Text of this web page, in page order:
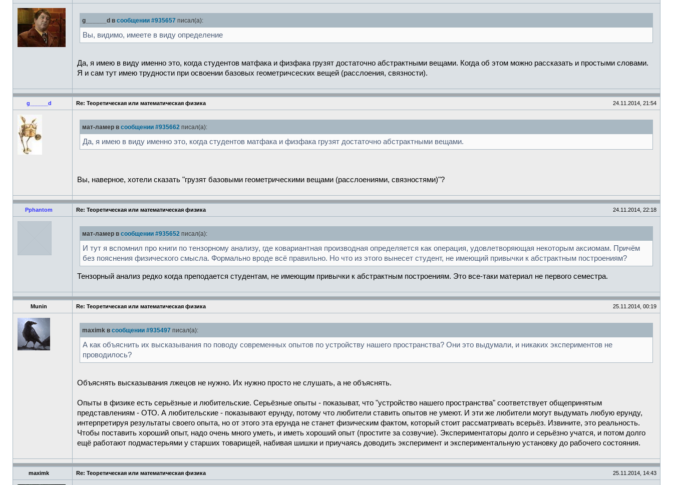
g______d в сообщении #935657 писал(а):
Вы, видимо, имеете в виду определение
Да, я имею в виду именно это, когда студентов матфака и физфака грузят достаточно абстрактными вещами. Когда об этом можно рассказать и простыми словами.
Я и сам тут имею трудности при освоении базовых геометричсеских вещей (расслоения, связности).
g______d Re: Теоретическая или математическая физика 24.11.2014, 21:54
мат-ламер в сообщении #935662 писал(а):
Да, я имею в виду именно это, когда студентов матфака и физфака грузят достаточно абстрактными вещами.
Вы, наверное, хотели сказать "грузят базовыми геометрическими вещами (расслоениями, связностями)"?
Pphantom Re: Теоретическая или математическая физика 24.11.2014, 22:18
мат-ламер в сообщении #935652 писал(а):
И тут я вспомнил про книги по тензорному анализу, где ковариантная производная определяется как операция, удовлетворяющая некоторым аксиомам. Причём
без пояснения физического смысла. Формально вроде всё правильно. Но что из этого вынесет студент, не имеющий привычки к абстрактным построениям?
Тензорный анализ редко когда преподается студентам, не имеющим привычки к абстрактным построениям. Это все-таки материал не первого семестра.
Munin Re: Теоретическая или математическая физика 25.11.2014, 00:19
maximk в сообщении #935497 писал(а):
А как объяснить их высказывания по поводу современных опытов по устройству нашего пространства? Они это выдумали, и никаких экспериментов не
проводилось?
Объяснять высказывания лжецов не нужно. Их нужно просто не слушать, а не объяснять.
Опыты в физике есть серьёзные и любительские. Серьёзные опыты - показыват, что "устройство нашего пространства" соответствует общепринятым
представлениям - ОТО. А любительские - показывают ерунду, потому что любители ставить опытов не умеют. И эти же любители могут выдумать любую ерунду,
интерпретируя результаты своего опыта, но от этого эта ерунда не станет физическим фактом, который стоит рассматривать всерьёз. Извините, это реальность.
Чтобы поставить хороший опыт, надо очень много уметь, и иметь хороший опыт (простите за созвучие). Экспериментаторы долго и серьёзно учатся, и потом долго
ещё работают подмастерьями у старших товарищей, набивая шишки и приучаясь доводить эксперимент и экспериментальную установку до рабочего состояния.
maximk Re: Теоретическая или математическая физика 25.11.2014, 14:43